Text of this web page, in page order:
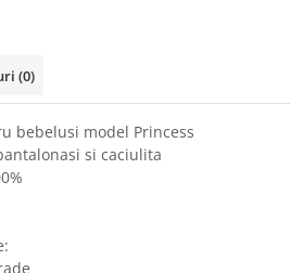
(0)
bebelusi model Princess
si caciulita